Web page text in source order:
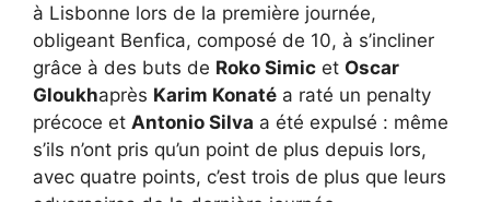
à Lisbonne lors de la première journée,
obligeant Benfica, composé de 10, à s’incliner
grâce à des buts de Roko Simic et Oscar
Gloukhaprès Karim Konaté a raté un penalty
précoce et Antonio Silva a été expulsé : même
s’ils n’ont pris qu’un point de plus depuis lors,
avec quatre points, c’est trois de plus que leurs